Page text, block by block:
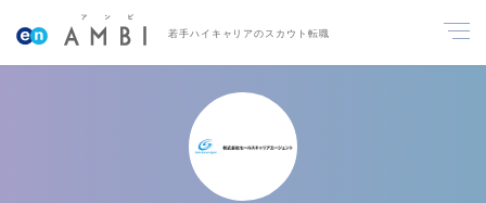
若手ハイキャリアのスカウト転職